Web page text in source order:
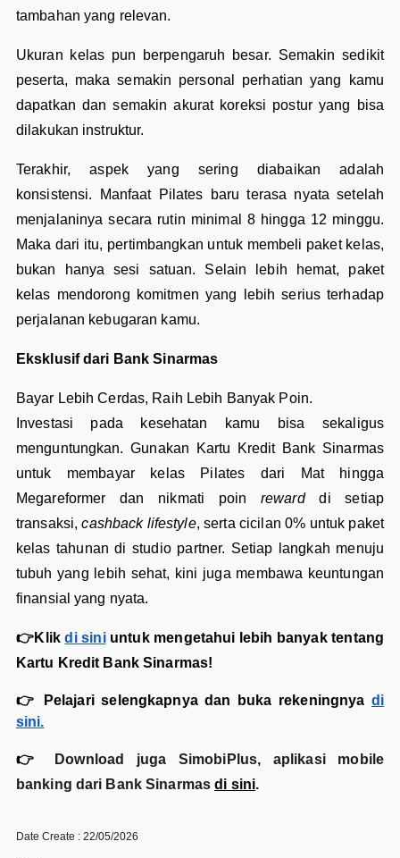
tambahan yang relevan.
Ukuran kelas pun berpengaruh besar. Semakin sedikit
peserta, maka semakin personal perhatian yang kamu
dapatkan dan semakin akurat koreksi postur yang bisa
dilakukan instruktur.
Terakhir, aspek yang sering diabaikan adalah
konsistensi. Manfaat Pilates baru terasa nyata setelah
menjalaninya secara rutin minimal 8 hingga 12 minggu.
Maka dari itu, pertimbangkan untuk membeli paket kelas,
bukan hanya sesi satuan. Selain lebih hemat, paket
kelas mendorong komitmen yang lebih serius terhadap
perjalanan kebugaran kamu.
Eksklusif dari Bank Sinarmas
Bayar Lebih Cerdas, Raih Lebih Banyak Poin.
Investasi pada kesehatan kamu bisa sekaligus
menguntungkan. Gunakan Kartu Kredit Bank Sinarmas
untuk membayar kelas Pilates dari Mat hingga
Megareformer dan nikmati poin rewarddi setiap
transaksi,cashback lifestyle, serta cicilan 0% untuk paket
kelas tahunan di studio partner. Setiap langkah menuju
tubuh yang lebih sehat, kini juga membawa keuntungan
finansial yang nyata.
👉Klikdi siniuntuk mengetahui lebih banyak tentang
Kartu Kredit Bank Sinarmas!
👉 Pelajari selengkapnya dan buka rekeningnya di
sini.
👉
Download juga SimobiPlus, aplikasi mobile
banking dari Bank Sinarmasdi sini.
Date Create : 22/05/2026